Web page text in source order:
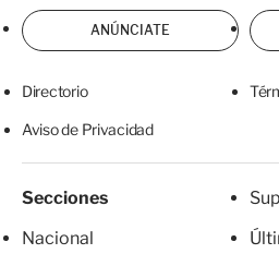
ANÚNCIATE
Directorio
Aviso de Privacidad
Secciones
Nacional